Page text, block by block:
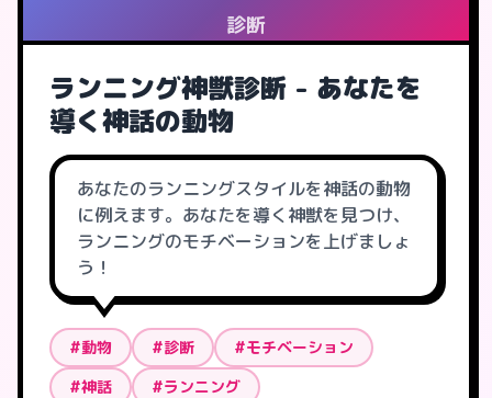
診断
ランニング神獣診断 - あなたを
導く神話の動物
あなたのランニングスタイルを神話の動物
に例えます。あなたを導く神獣を見つけ、
ランニングのモチベーションを上げましょ
う！
#動物 #診断
#モチベーション
#神話
#ランニング